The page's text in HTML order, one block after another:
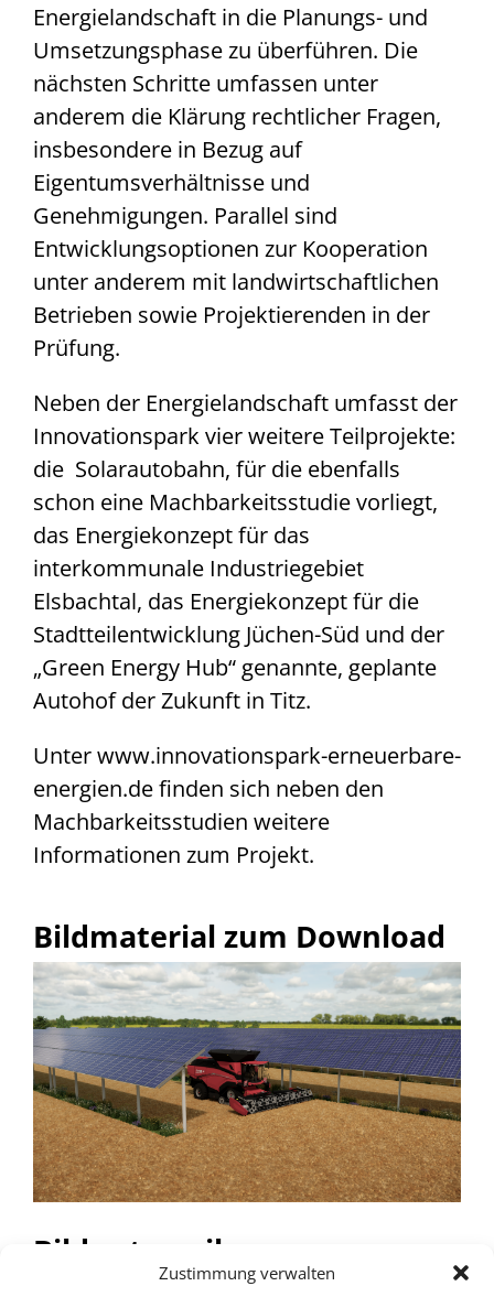
Zustimmung verwalten
Energielandschaft in die Planungs- und
Umsetzungsphase zu überführen. Die
nächsten Schritte umfassen unter
anderem die Klärung rechtlicher Fragen,
insbesondere in Bezug auf
Eigentumsverhältnisse und
Genehmigungen. Parallel sind
Entwicklungsoptionen zur Kooperation
unter anderem mit landwirtschaftlichen
Betrieben sowie Projektierenden in der
Prüfung.
Neben der Energielandschaft umfasst der
Innovationspark vier weitere Teilprojekte:
die Solarautobahn, für die ebenfalls
schon eine Machbarkeitsstudie vorliegt,
das Energiekonzept für das
interkommunale Industriegebiet
Elsbachtal, das Energiekonzept für die
Stadtteilentwicklung Jüchen-Süd und der
„Green Energy Hub“ genannte, geplante
Autohof der Zukunft in Titz.
Unter www.innovationspark-erneuerbare-
energien.de finden sich neben den
Machbarkeitsstudien weitere
Informationen zum Projekt.
Bildmaterial zum Download
Bildunterzeilen